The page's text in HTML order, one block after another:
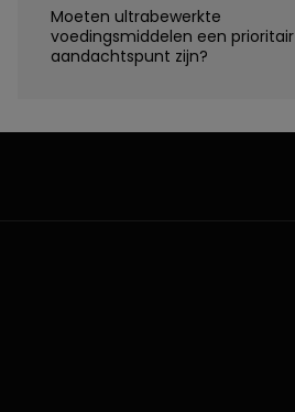
Moeten ultrabewerkte
voedingsmiddelen een prioritair
aandachtspunt zijn?